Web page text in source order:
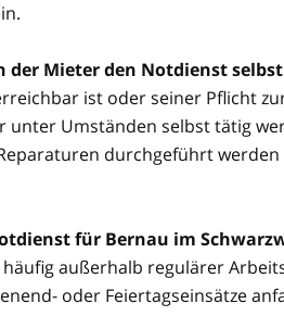
der Mieter den Notdienst
ist oder seiner Pflicht
Umständen selbst tätig
durchgeführt
für Bernau im
außerhalb regulärer
oder Feiertagseinsätze